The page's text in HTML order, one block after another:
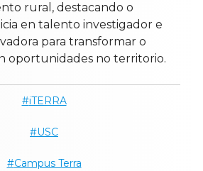
rural, destacando o
en talento investigador e
para transformar o
oportunidades no territorio.
iTERRA
USC
Campus Terra